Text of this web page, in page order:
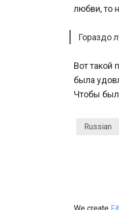
любви, то
Гораздо
Вот такой
была
Чтобы
Russian